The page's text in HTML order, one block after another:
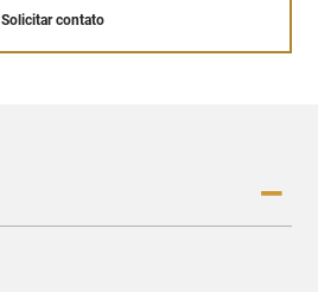
Solicitar contato